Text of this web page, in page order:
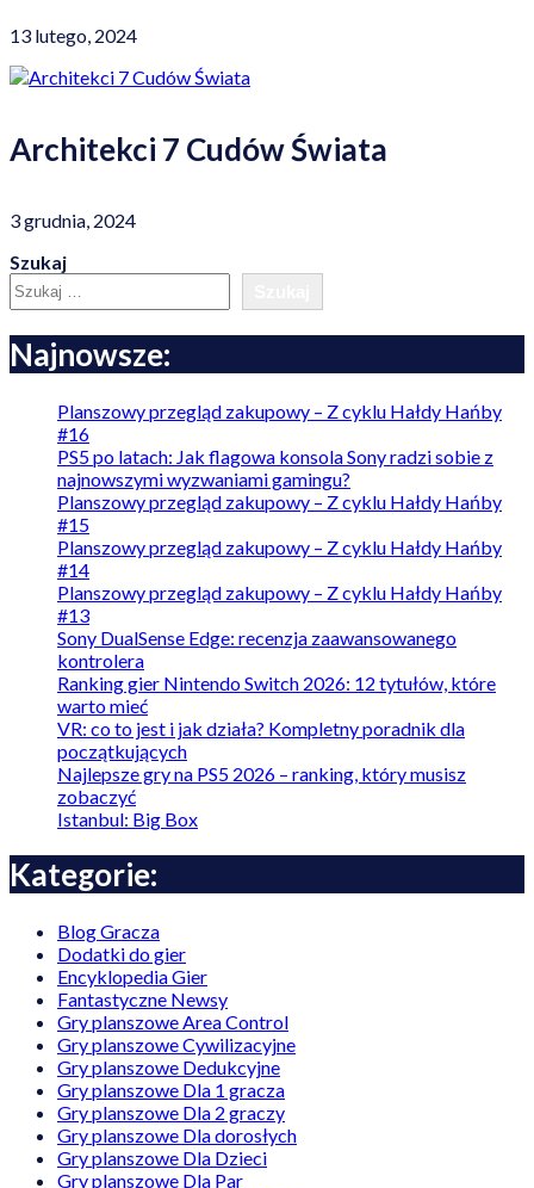
13 lutego, 2024
Architekci 7 Cudów Świata
3 grudnia, 2024
Szukaj
Najnowsze:
Planszowy przegląd zakupowy – Z cyklu Hałdy Hańby
#16
PS5 po latach: Jak flagowa konsola Sony radzi sobie z
najnowszymi wyzwaniami gamingu?
Planszowy przegląd zakupowy – Z cyklu Hałdy Hańby
#15
Planszowy przegląd zakupowy – Z cyklu Hałdy Hańby
#14
Planszowy przegląd zakupowy – Z cyklu Hałdy Hańby
#13
Sony DualSense Edge: recenzja zaawansowanego
kontrolera
Ranking gier Nintendo Switch 2026: 12 tytułów, które
warto mieć
VR: co to jest i jak działa? Kompletny poradnik dla
początkujących
Najlepsze gry na PS5 2026 – ranking, który musisz
zobaczyć
Istanbul: Big Box
Kategorie:
Blog Gracza
Dodatki do gier
Encyklopedia Gier
Fantastyczne Newsy
Gry planszowe Area Control
Gry planszowe Cywilizacyjne
Gry planszowe Dedukcyjne
Gry planszowe Dla 1 gracza
Gry planszowe Dla 2 graczy
Gry planszowe Dla dorosłych
Gry planszowe Dla Dzieci
Gry planszowe Dla Par